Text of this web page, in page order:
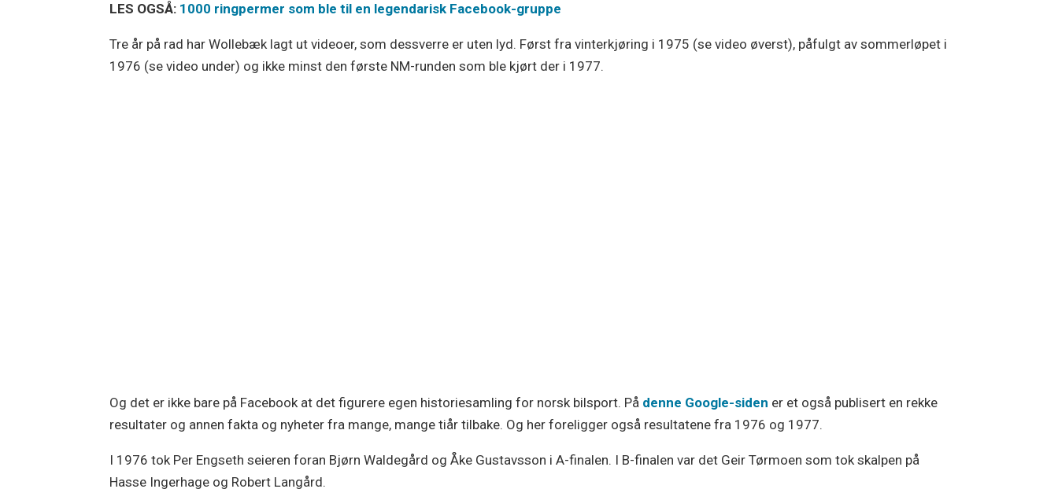
LES OGSÅ: 1000 ringpermer som ble til en legendarisk Facebook-gruppe
Tre år på rad har Wollebæk lagt ut videoer, som dessverre er uten lyd. Først fra vinterkjøring i 1975 (se video øverst), påfulgt av sommerløpet i
1976 (se video under) og ikke minst den første NM-runden som ble kjørt der i 1977.
Og det er ikke bare på Facebook at det figurere egen historiesamling for norsk bilsport. På denne Google-siden er et også publisert en rekke
resultater og annen fakta og nyheter fra mange, mange tiår tilbake. Og her foreligger også resultatene fra 1976 og 1977.
I 1976 tok Per Engseth seieren foran Bjørn Waldegård og Åke Gustavsson i A-finalen. I B-finalen var det Geir Tørmoen som tok skalpen på
Hasse Ingerhage og Robert Langård.